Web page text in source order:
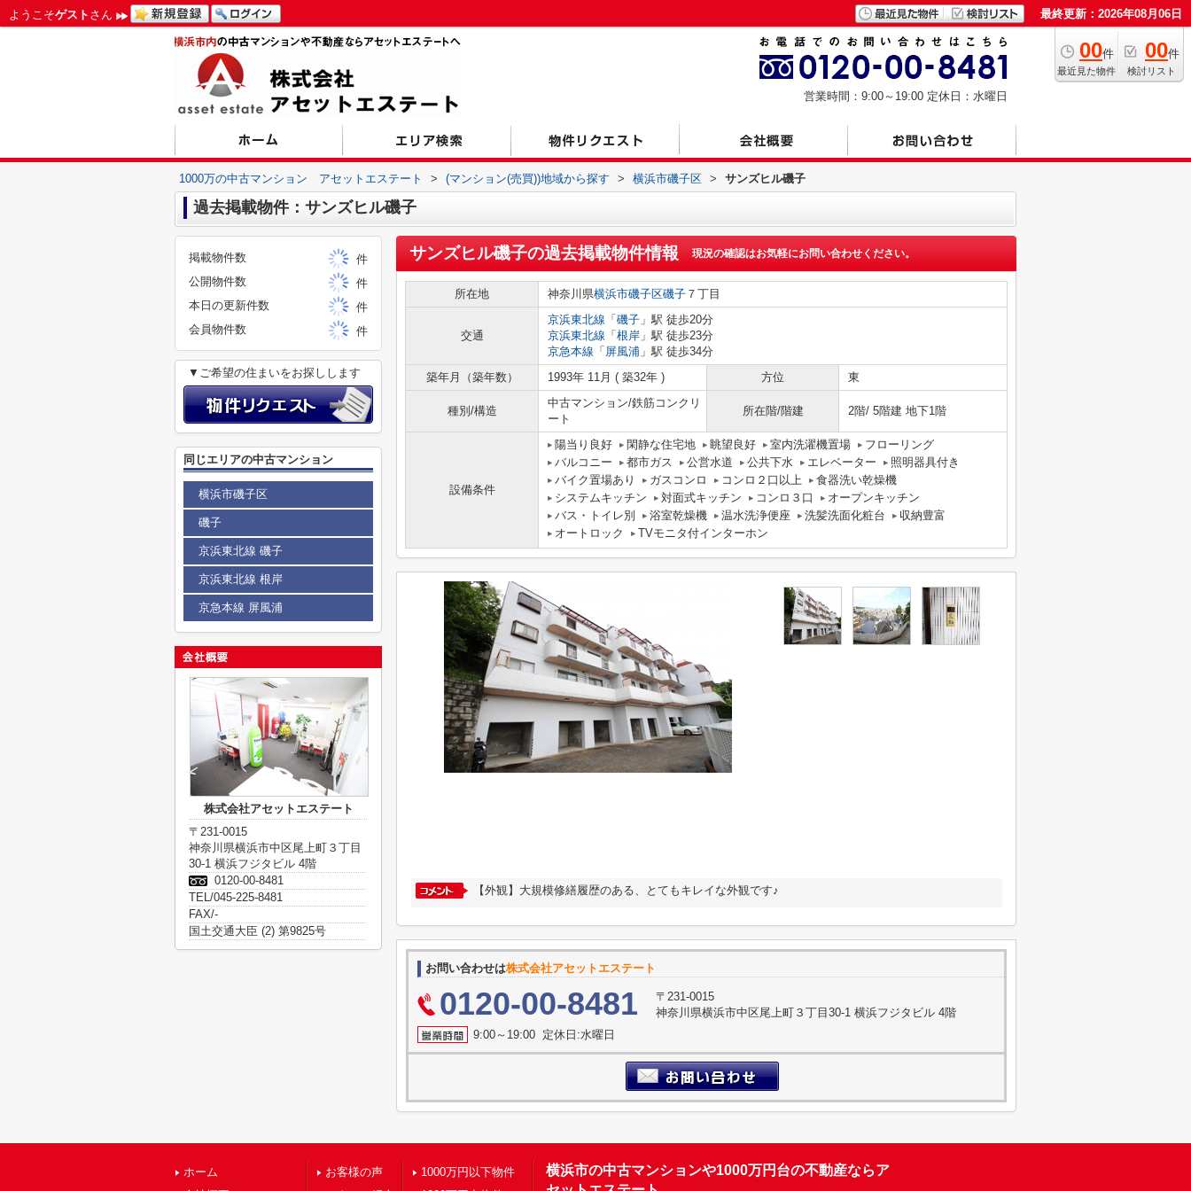
ようこそゲスト さん 最終更新：2026年08月06日
00件
最近見た物件
00件
検討リスト
営業時間：9:00～19:00 定休日：水曜日
1000万の中古マンション アセットエステート > (マンション(売買))地域から探す > 横浜市磯子区 > サンズヒル磯子
過去掲載物件：サンズヒル磯子
サンズヒル磯子の過去掲載物件情報 現況の確認はお気軽にお問い合わせください。
所在地 神奈川県横浜市磯子区磯子 ７丁目
交通
京浜東北線 「 磯子 」駅 徒歩20分
京浜東北線 「 根岸 」駅 徒歩23分
京急本線 「 屏風浦 」駅 徒歩34分
築年月（築年数）
1993年 11月 ( 築32年 ) 方位 東
種別/構造
中古マンション/鉄筋コンクリ
ート
所在階/階建 2階/ 5階建 地下1階
設備条件
陽当り良好 閑静な住宅地 眺望良好 室内洗濯機置場
フローリング
バルコニー
都市ガス 公営水道 公共下水 エレベーター
照明器具付き
バイク置場あり
ガスコンロ コンロ２口以上
食器洗い乾燥機
システムキッチン
対面式キッチン コンロ３口
オープンキッチン
バス・トイレ別
浴室乾燥機 温水洗浄便座 洗髪洗面化粧台
収納豊富
オートロック
TVモニタ付インターホン
【外観】大規模修繕履歴のある、とてもキレイな外観です♪
お問い合わせは株式会社アセットエステート
0120-00-8481
〒231-0015
神奈川県横浜市中区尾上町３丁目30-1 横浜フジタビル 4階
9:00～19:00 定休日:水曜日
掲載物件数
件
公開物件数
件
本日の更新件数
件
会員物件数
件
▼ご希望の住まいをお探しします
同じエリアの中古マンション
横浜市磯子区
磯子
京浜東北線 磯子
京浜東北線 根岸
京急本線 屏風浦
株式会社アセットエステート
〒231-0015
神奈川県横浜市中区尾上町３丁目
30-1 横浜フジタビル 4階
0120-00-8481
TEL/045-225-8481
FAX/-
国土交通大臣 (2) 第9825号
ホーム
お客様の声
1000万円以下物件
横浜市の中古マンションや1000万円台の不動産ならア